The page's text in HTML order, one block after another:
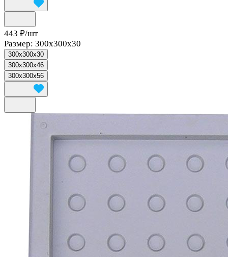
443 ₽/шт
Размер: 300x300x30
300x300x30
300x300x46
300x300x56